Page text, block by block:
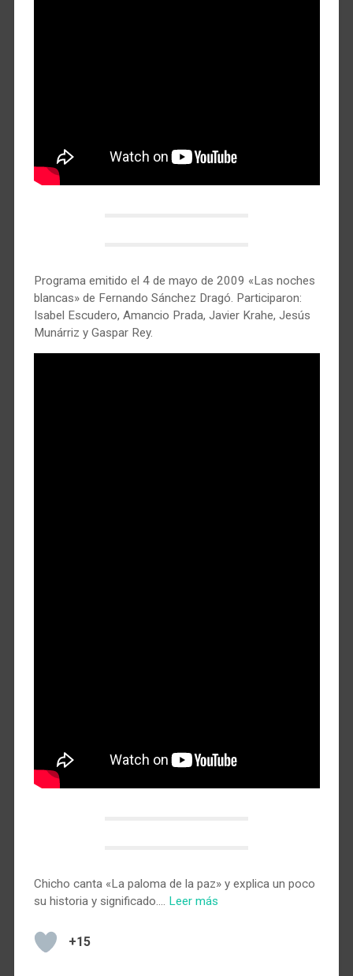
Programa emitido el 4 de mayo de 2009 «Las noches
blancas» de Fernando Sánchez Dragó. Participaron:
Isabel Escudero, Amancio Prada, Javier Krahe, Jesús
Munárriz y Gaspar Rey.
Chicho canta «La paloma de la paz» y explica un poco
su historia y significado.… Leer más
+15